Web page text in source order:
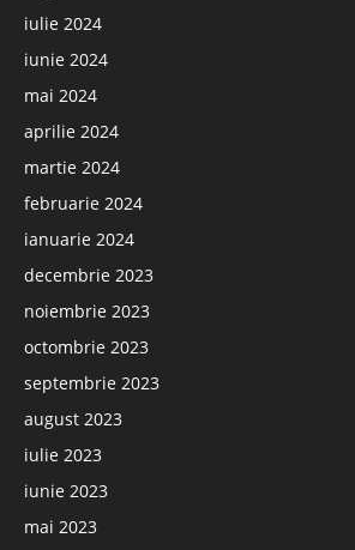
iulie 2024
iunie 2024
mai 2024
aprilie 2024
martie 2024
februarie 2024
ianuarie 2024
decembrie 2023
noiembrie 2023
octombrie 2023
septembrie 2023
august 2023
iulie 2023
iunie 2023
mai 2023